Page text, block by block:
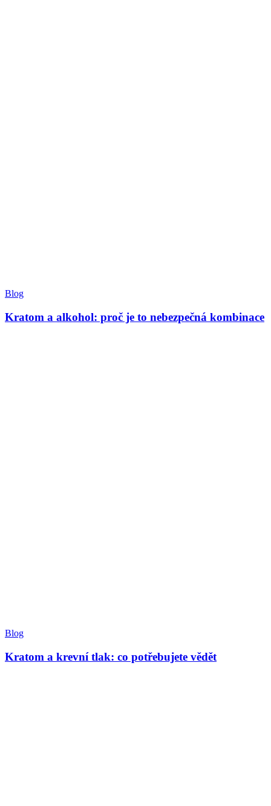
Blog
Kratom a alkohol: proč je to nebezpečná kombinace
Blog
Kratom a krevní tlak: co potřebujete vědět